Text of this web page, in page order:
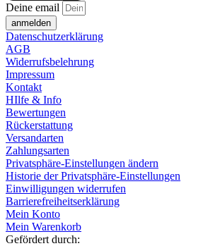
Deine email
anmelden
Datenschutzerklärung
AGB
Widerrufsbelehrung
Impressum
Kontakt
HIlfe & Info
Bewertungen
Rückerstattung
Versandarten
Zahlungsarten
Privatsphäre-Einstellungen ändern
Historie der Privatsphäre-Einstellungen
Einwilligungen widerrufen
Barrierefreiheitserklärung
Mein Konto
Mein Warenkorb
Gefördert durch: